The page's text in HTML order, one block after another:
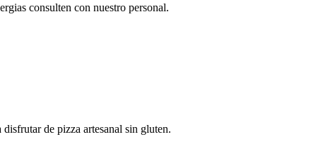
consulten con nuestro personal.
de pizza artesanal sin gluten.